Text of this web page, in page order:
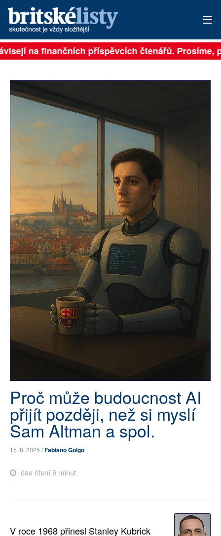
PŘIHLÁSIT
ARCHIV
ROZHOVORY
TÉMATA
NEJČTENĚJŠÍ ZA 7 DNÍ
AUTOŘI
PŘÍSPĚVKY NA PROVOZ
SOCIÁLNÍ SÍTĚ
RUBRIKY
PLNÁ VERZE STRÁNEK
na finančních příspěvcích čtenářů. Prosíme,
Proč může budoucnost AI
přijít později, než si myslí
Sam Altman a spol.
15. 8. 2025 /Fabiano Golgo
čas čtení 6 minut
V roce 1968 přinesl Stanley Kubrick